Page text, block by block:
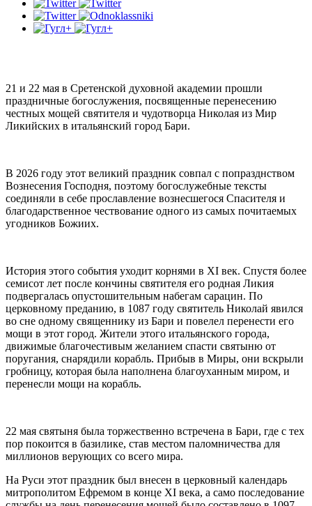
21 и 22 мая в Сретенской духовной академии прошли
праздничные богослужения, посвященные перенесению
честных мощей святителя и чудотворца Николая из Мир
Ликийских в итальянский город Бари.
В 2026 году этот великий праздник совпал с попразднством
Вознесения Господня, поэтому богослужебные тексты
соединяли в себе прославление вознесшегося Спасителя и
благодарственное чествование одного из самых почитаемых
угодников Божиих.
История этого события уходит корнями в XI век. Спустя более
семисот лет после кончины святителя его родная Ликия
подвергалась опустошительным набегам сарацин. По
церковному преданию, в 1087 году святитель Николай явился
во сне одному священнику из Бари и повелел перенести его
мощи в этот город. Жители этого итальянского города,
движимые благочестивым желанием спасти святыню от
поругания, снарядили корабль. Прибыв в Миры, они вскрыли
гробницу, которая была наполнена благоуханным миром, и
перенесли мощи на корабль.
22 мая святыня была торжественно встречена в Бари, где с тех
пор покоится в базилике, став местом паломничества для
миллионов верующих со всего мира.
На Руси этот праздник был внесен в церковный календарь
митрополитом Ефремом в конце XI века, а само последование